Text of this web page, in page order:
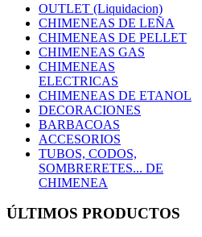
OUTLET (Liquidacion)
CHIMENEAS DE LEÑA
CHIMENEAS DE PELLET
CHIMENEAS GAS
CHIMENEAS
ELECTRICAS
CHIMENEAS DE ETANOL
DECORACIONES
BARBACOAS
ACCESORIOS
TUBOS, CODOS,
SOMBRERETES... DE
CHIMENEA
ÚLTIMOS PRODUCTOS